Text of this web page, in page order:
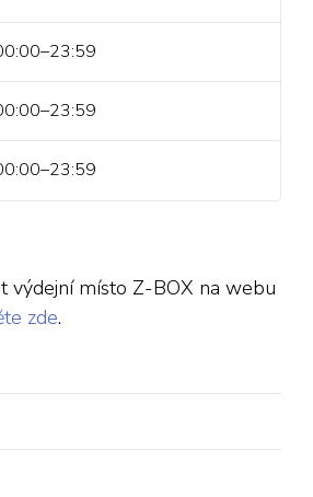
výdejní místo Z-BOX na webu
zde.